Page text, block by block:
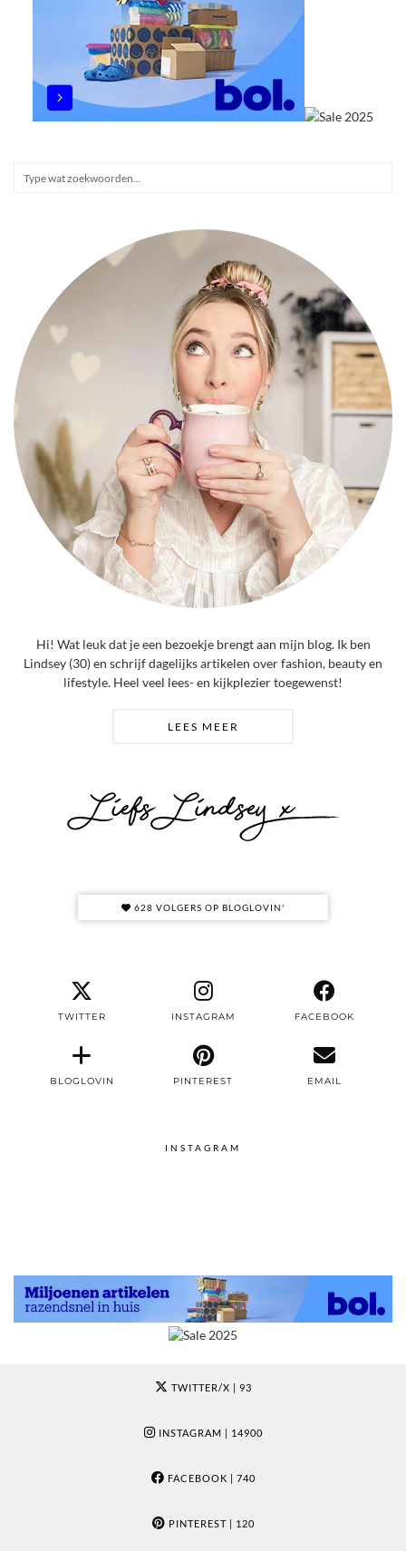
Hi! Wat leuk dat je een bezoekje brengt aan mijn blog. Ik ben
Lindsey (30) en schrijf dagelijks artikelen over fashion, beauty en
lifestyle. Heel veel lees- en kijkplezier toegewenst!
LEES MEER
628 VOLGERS OP BLOGLOVIN'
TWITTER INSTAGRAM FACEBOOK
BLOGLOVIN PINTEREST EMAIL
INSTAGRAM
TWITTER/X | 93
INSTAGRAM | 14900
FACEBOOK | 740
PINTEREST| 120